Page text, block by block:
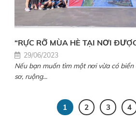
Nếu bạn muốn tìm một nơi vừa có
sơ, ruộng...
29/06/2023
1 2 3 4